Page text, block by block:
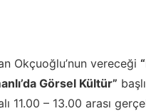
Okçuoğlu’nun vereceği
Görsel Kültür”
11.00 – 13.00 arası